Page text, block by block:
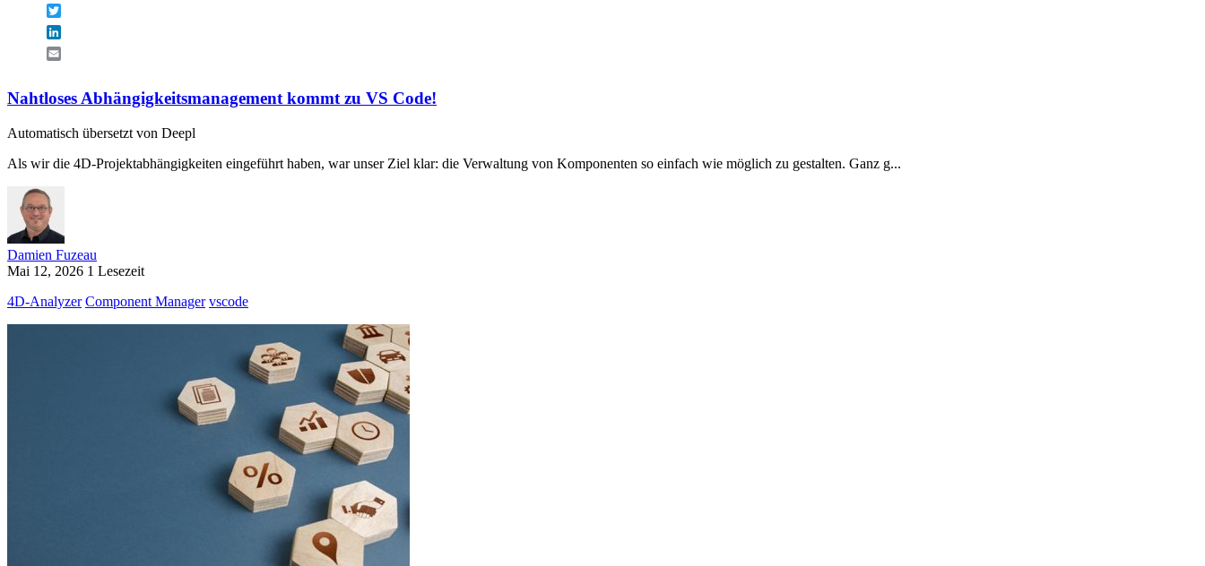
Nahtloses Abhängigkeitsmanagement kommt zu VS Code!
Automatisch übersetzt von Deepl
Als wir die 4D-Projektabhängigkeiten eingeführt haben, war unser Ziel klar: die Verwaltung von Komponenten so einfach wie möglich zu gestalten. Ganz g...
Damien Fuzeau
Mai 12, 2026 1 Lesezeit
4D-Analyzer Component Manager vscode